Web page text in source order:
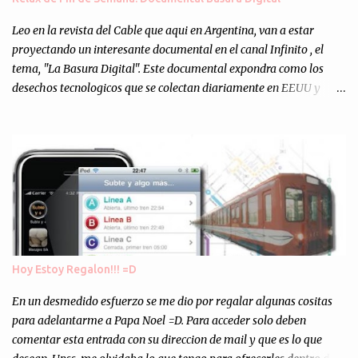
Totalmente inesperado. Mas de 200 personas en vivo
escuchándonos y viendo como grabamos el semanario es, para mi
personalmente, un éxito y un logro sin precedentes. Sinceram...
Leo en la revista del Cable que aqui en Argentina, van a estar
proyectando un interesante documental en el canal Infinito , el
tema, "La Basura Digital". Este documental expondra como los
desechos tecnologicos que se colectan diariamente en EEUU y
Asi, todos los residuos sonincinerados produciendo lo que los
ambientalistas llaman "La Pesadilla de la Edad Cibernetica". La
transmision es el Domingo 2 de diciembre a las 21:00 hs. Me
parecio muy interesante, no creo que lo pueda ver por la hora, asi
que los comentarios los dejo en sus manos...
Hoy Estoy Regalon!!! =D
En un desmedido esfuerzo se me dio por regalar algunas cositas
para adelantarme a Papa Noel =D. Para acceder solo deben
comentar esta entrada con su direccion de mail y que es lo que